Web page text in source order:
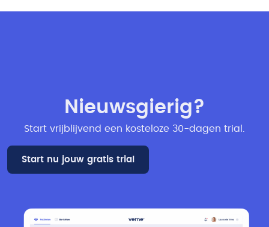
Nieuwsgierig?
Start vrijblijvend een kosteloze 30-dagen trial​.
Start nu jouw gratis trial